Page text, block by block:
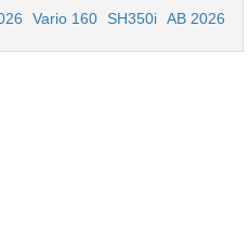
Vario 160 SH350i AB 2026